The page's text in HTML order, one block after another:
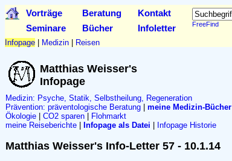
Vorträge Beratung Kontakt
FreeFind
Seminare Bücher Infoletter
Infopage Medizin Reisen
Matthias Weisser's
Infopage
Medizin: Psyche, Statik, Selbstheilung, Regeneration
Prävention: präventologische Beratung
meine Medizin-Bücher
Ökologie
CO2 sparen
Flohmarkt
meine Reiseberichte
Infopage als Datei Infopage Historie
Matthias Weisser's Info-Letter 57 - 10.1.14